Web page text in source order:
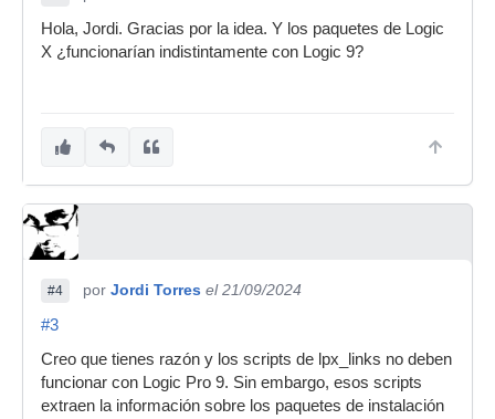
Hola, Jordi. Gracias por la idea. Y los paquetes de Logic
X ¿funcionarían indistintamente con Logic 9?
#4 por Jordi Torres el 21/09/2024
#3
Creo que tienes razón y los scripts de lpx_links no deben
funcionar con Logic Pro 9. Sin embargo, esos scripts
extraen la información sobre los paquetes de instalación